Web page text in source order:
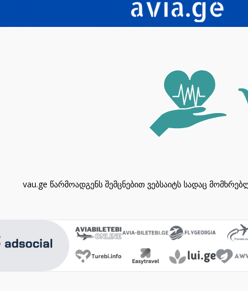
vau.ge წარმოადგენს შემცნებით ვებსაიტს სადაც